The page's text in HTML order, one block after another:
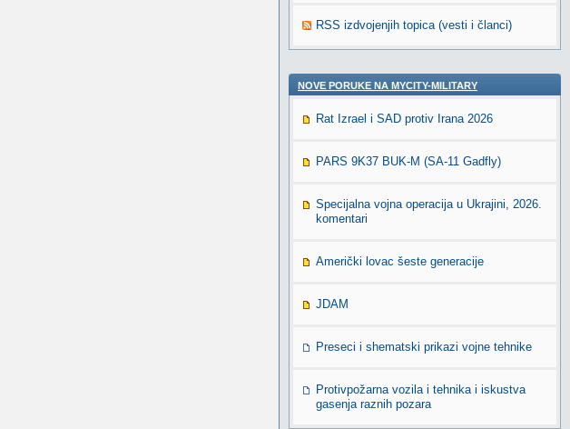
RSS izdvojenjih topica (vesti i članci)
NOVE PORUKE NA MYCITY-MILITARY
Rat Izrael i SAD protiv Irana 2026
PARS 9K37 BUK-M (SA-11 Gadfly)
Specijalna vojna operacija u Ukrajini, 2026.
komentari
Američki lovac šeste generacije
JDAM
Preseci i shematski prikazi vojne tehnike
Protivpožarna vozila i tehnika i iskustva
gasenja raznih pozara